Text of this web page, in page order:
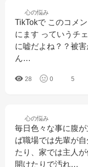
心の悩み
TikTokで このコメ
にます っていうチ
に嘘だよね？？被
ん…
28 0 5
心の悩み
毎日色々な事に腹
ば職場では先輩が
たり、家では主人
開けたりで汚れ…